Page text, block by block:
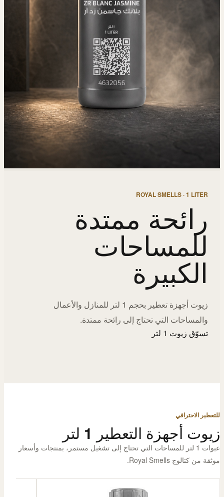
ROYAL SMELLS · 1 LITER
رائحة ممتدة
للمساحات
الكبيرة
زيوت أجهزة تعطير بحجم 1 لتر للمنازل والأعمال
والمساحات التي تحتاج إلى رائحة ممتدة.
تسوّق زيوت 1 لتر
للتعطير الاحترافي
زيوت أجهزة التعطير 1 لتر
عبوات 1 لتر للمساحات التي تحتاج إلى تشغيل مستمر، بمنتجات وأسعار
موثقة من كتالوج Royal Smells.